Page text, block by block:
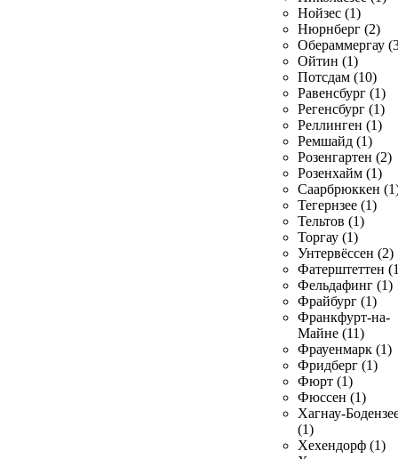
Нойзес (1)
Нюрнберг (2)
Обераммергау
Ойтин (1)
Потсдам (10)
Равенсбург (1)
Регенсбург (1)
Реллинген (1)
Ремшайд (1)
Розенгартен (2)
Розенхайм (1)
Саарбрюккен
Тегернзее (1)
Тельтов (1)
Торгау (1)
Унтервёссен (2)
Фатерштеттен
Фельдафинг (1)
Фрайбург (1)
Франкфурт-на-
Майне (11)
Фрауенмарк (1)
Фридберг (1)
Фюрт (1)
Фюссен (1)
Хагнау-
(1)
Хехендорф (1)